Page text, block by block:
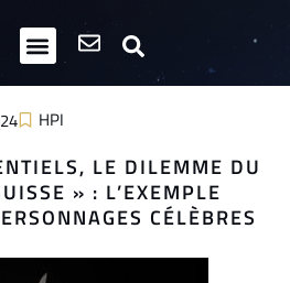
HPI
LE DILEMME DU
» : L’EXEMPLE
CÉLÈBRES